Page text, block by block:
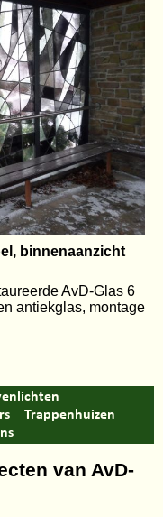
binnenaanzicht
AvD-Glas 6
antiekglas, montage
Trappenhuizen
van AvD-